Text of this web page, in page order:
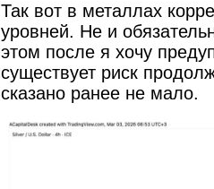
Так вот в металлах
уровней. Не и
этом после я хочу
существует риск
сказано ранее не мало.